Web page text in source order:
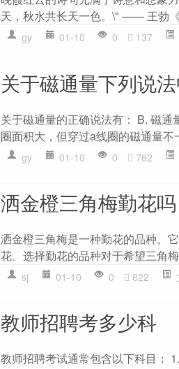
天，秋水共长天一色。\" —— 王勃
gy 01-10 0 137
关于磁通量下列说法
关于磁通量的正确说法有： B. 磁
圈面积大，但穿过a线圈的磁通量
gy 01-10 0 762
洒金橙三角梅勤花吗
洒金橙三角梅是一种勤花的品种。
花。选择勤花的品种对于希望三角
sj 01-10 0 822
教师招聘考多少科
教师招聘考试通常包含以下科目：